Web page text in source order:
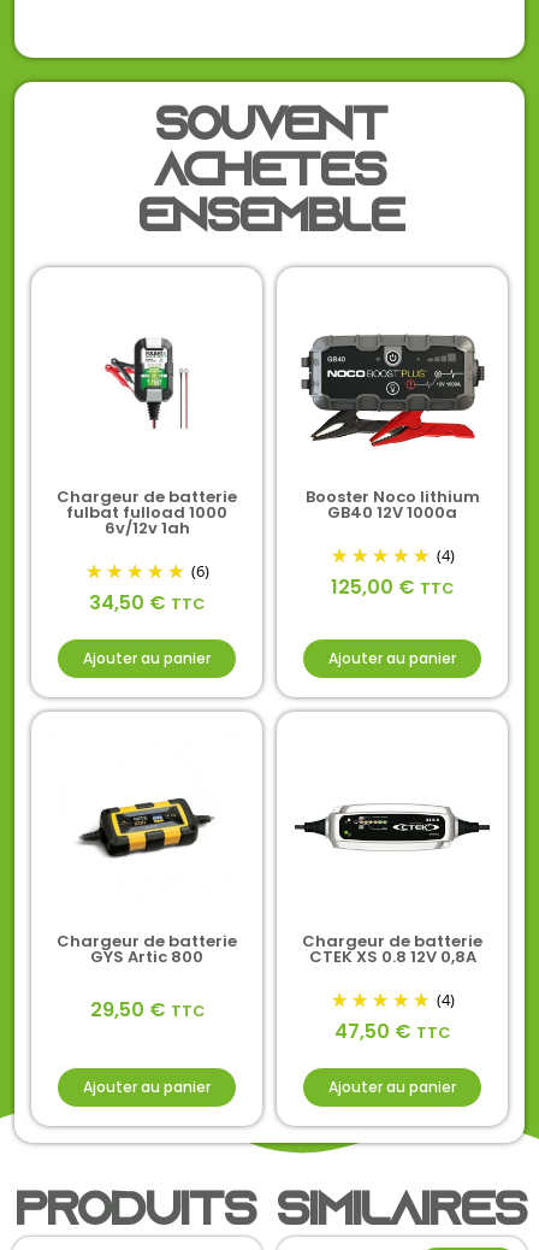
Souvent
achetés
ensemble
Chargeur de batterie
fulbat fulload 1000
6v/12v 1ah
(6)
34,50 € TTC
Ajouter au panier
Booster Noco lithium
GB40 12V 1000a
(4)
125,00 € TTC
Ajouter au panier
Chargeur de batterie
GYS Artic 800
29,50 € TTC
Ajouter au panier
Chargeur de batterie
CTEK XS 0.8 12V 0,8A
(4)
47,50 € TTC
Ajouter au panier
Produits similaires